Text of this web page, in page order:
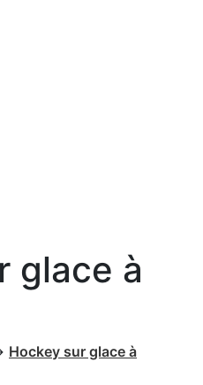
glace à
Hockey sur glace à